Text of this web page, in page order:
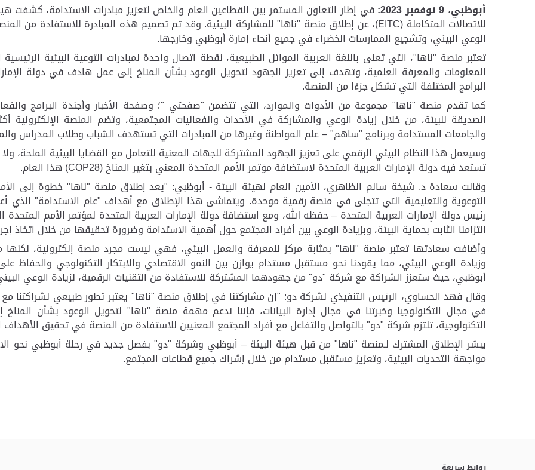
أبوظبي، 9 نوفمبر 2023
: في إطار التعاون المستمر بين القطاعين العام والخاص لتعزيز مبادرات الاستدامة، كشفت
للاتصالات المتكاملة (EITC)، عن إطلاق منصة "ناها" للمشاركة البيئية. وقد تم تصميم هذه المبادرة للاستفادة من
الوعي البيئي، وتشجيع الممارسات الخضراء في جميع أنحاء إمارة أبوظبي وخارجها.
تعتبر منصة "ناها"، التي تعنى باللغة العربية الموائل الطبيعية، نقطة اتصال واحدة لمبادرات التوعية البيئية
المعلومات والمعرفة العلمية، وتهدف إلى تعزيز الجهود لتحويل الوعود بشأن المناخ إلى عمل هادف في دولة
البرامج المختلفة التي تشكل جزءًا من المنصة.
كما تقدم منصة "ناها" مجموعة من الأدوات والموارد، التي تتضمن "صفحتي "؛ وصفحة الأخبار وأجندة البرامج
الصديقة للبيئة، من خلال زيادة الوعي والمشاركة في الأحداث والفعاليات المجتمعية، وتضم المنصة الإلكترونية
والجامعات المستدامة وبرنامج "ساهم" – علم المواطنة وغيرها من المبادرات التي تستهدف الشباب وطلاب المدراس
وسيعمل هذا النظام البيئي الرقمي على تعزيز الجهود المشتركة للجهات المعنية للتعامل مع القضايا البيئية الملحة،
تستعد فيه دولة الإمارات العربية المتحدة لاستضافة مؤتمر الأمم المتحدة المعني بتغير المناخ (COP28) هذا العام.
وقالت سعادة د. شيخة سالم الظاهري، الأمين العام لهيئة البيئة - أبوظبي: "يعد إطلاق منصة "ناها" خطوة إلى
التوعوية والتعليمية التي تتجلى في منصة رقمية موحدة. ويتماشى هذا الإطلاق مع أهداف "عام الاستدامة" الذي
رئيس دولة الإمارات العربية المتحدة – حفظه الله، ومع استضافة دولة الإمارات العربية المتحدة لمؤتمر الأمم المتحدة
التزامنا الثابت بحماية البيئة، وبزيادة الوعي بين أفراد المجتمع حول أهمية الاستدامة وضرورة تحقيقها من خلال
وأضافت سعادتها تعتبر منصة "ناها" بمثابة مركز للمعرفة والعمل البيئي، فهي ليست مجرد منصة إلكترونية،
وزيادة الوعي البيئي، مما يقودنا نحو مستقبل مستدام يوازن بين النمو الاقتصادي والابتكار التكنولوجي والحفاظ
أبوظبي، حيث ستعزز الشراكة مع شركة "دو" من جهودهما المشتركة للاستفادة من التقنيات الرقمية، لزيادة الوعي
وقال فهد الحساوي، الرئيس التنفيذي لشركة دو: "إن مشاركتنا في إطلاق منصة "ناها" يعتبر تطور طبيعي لشراكتنا
في مجال التكنولوجيا وخبرتنا في مجال إدارة البيانات، فإننا ندعم مهمة منصة "ناها" لتحويل الوعود بشأن
التكنولوجية، تلتزم شركة "دو" بالتواصل والتفاعل مع أفراد المجتمع المعنيين للاستفادة من المنصة في تحقيق
يبشر الإطلاق المشترك لـمنصة "ناها" من قبل هيئة البيئة – أبوظبي وشركة "دو" بفصل جديد في رحلة أبوظبي نحو
مواجهة التحديات البيئية، وتعزيز مستقبل مستدام من خلال إشراك جميع قطاعات المجتمع.